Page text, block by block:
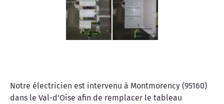
Notre électricien est intervenu à Montmorency (95160)
dans le Val-d’Oise afin de remplacer le tableau